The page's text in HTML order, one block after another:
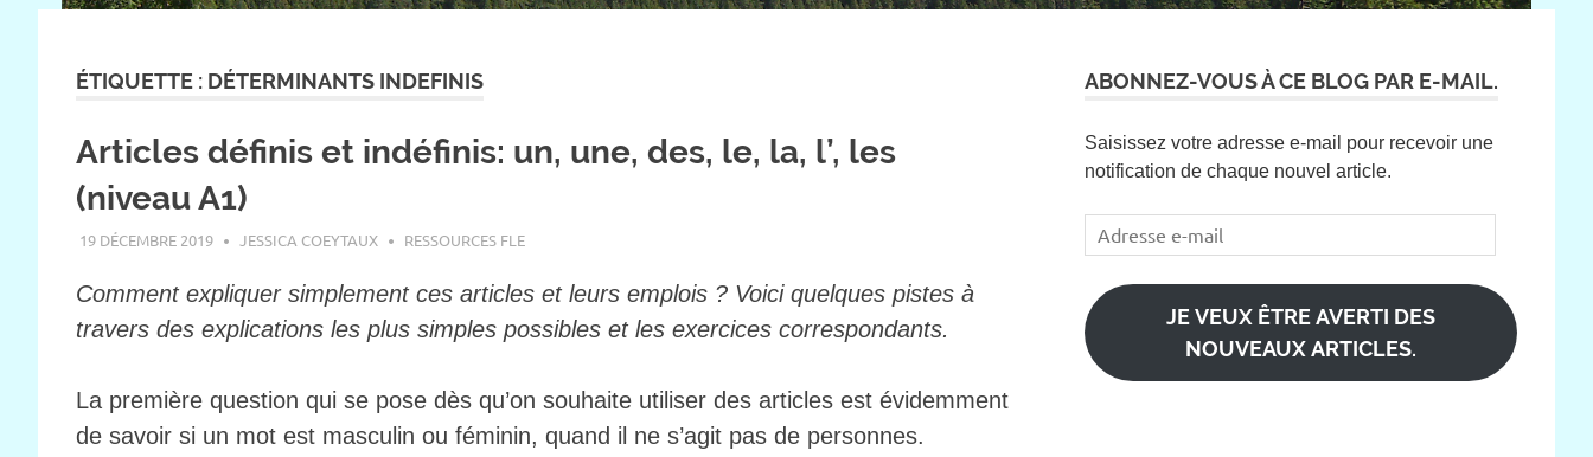
ÉTIQUETTE : DÉTERMINANTS INDEFINIS
Articles définis et indéfinis: un, une, des, le, la, l’, les
(niveau A1)
19 DÉCEMBRE 2019 JESSICA COEYTAUX RESSOURCES FLE
Comment expliquer simplement ces articles et leurs emplois ? Voici quelques pistes à
travers des explications les plus simples possibles et les exercices correspondants.
La première question qui se pose dès qu’on souhaite utiliser des articles est évidemment
de savoir si un mot est masculin ou féminin, quand il ne s’agit pas de personnes.
ABONNEZ-VOUS À CE BLOG PAR E-MAIL.
Saisissez votre adresse e-mail pour recevoir une
notification de chaque nouvel article.
Adresse
e-
mail
JE VEUX ÊTRE AVERTI DES
NOUVEAUX ARTICLES.